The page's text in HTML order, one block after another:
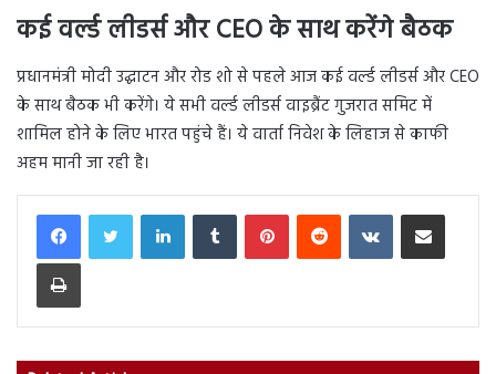
कई वर्ल्ड लीडर्स औरCEOके साथ करेंगे बैठक
प्रधानमंत्री मोदी उद्घाटन और रोड शो से पहले आज कई वर्ल्ड लीडर्स और CEO
के साथ बैठक भी करेंगे। ये सभी वर्ल्ड लीडर्स वाइब्रैंट गुजरात समिट में
शामिल होने के लिए भारत पहुंचे हैं। ये वार्ता निवेश के लिहाज से काफी
अहम मानी जा रही है।
LinkedInTumblr PinterestReddit VKontakteShare via Email
Print